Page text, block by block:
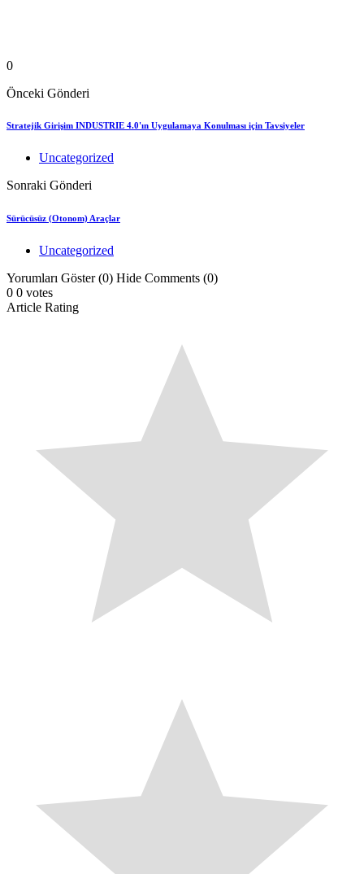
0
Önceki Gönderi
Stratejik Girişim INDUSTRIE 4.0'ın Uygulamaya Konulması için Tavsiyeler
Uncategorized
Sonraki Gönderi
Sürücüsüz (Otonom) Araçlar
Uncategorized
Yorumları Göster (0) Hide Comments (0)
0 0 votes
Article Rating